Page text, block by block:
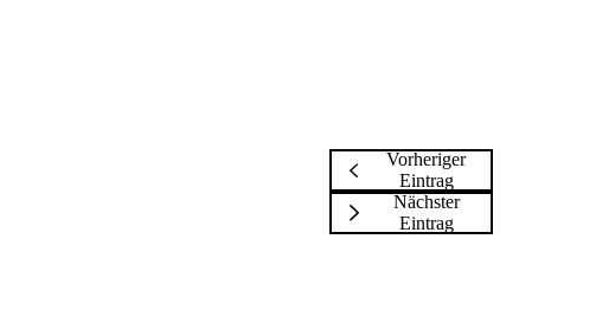
Vorheriger
Eintrag
Nächster
Eintrag